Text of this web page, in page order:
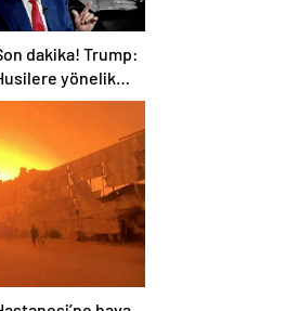
dakika! Trump:
yönelik